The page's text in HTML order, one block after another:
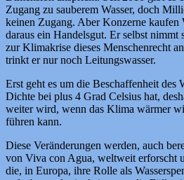
Zugang zu sauberem Wasser, doch
keinen Zugang. Aber Konzerne kaufen
daraus ein Handelsgut. Er selbst nimmt
zur Klimakrise dieses Menschenrecht
trinkt er nur noch Leitungswasser.
Erst geht es um die Beschaffenheit des
Dichte bei plus 4 Grad Celsius hat,
weiter wird, wenn das Klima wärmer
führen kann.
Diese Veränderungen werden, auch
von Viva con Agua, weltweit erforscht
die, in Europa, ihre Rolle als